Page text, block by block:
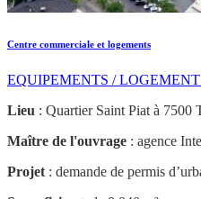
Centre commerciale et logements
EQUIPEMENTS /
Lieu : Quartier Saint Piat à 7500
Maître de l'ouvrage : agence
Projet : demande de permis